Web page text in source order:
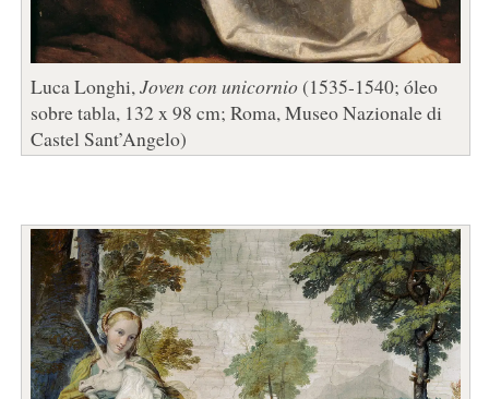
Luca Longhi, Joven con unicornio(1535-1540; óleo
sobre tabla, 132 x 98 cm; Roma, Museo Nazionale di
Castel Sant’Angelo)